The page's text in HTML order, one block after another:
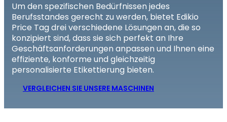
Um den spezifischen Bedürfnissen jedes
Berufsstandes gerecht zu werden, bietet Edikio
Price Tag drei verschiedene Lösungen an, die so
konzipiert sind, dass sie sich perfekt an Ihre
Geschäftsanforderungen anpassen und Ihnen eine
effiziente, konforme und gleichzeitig
personalisierte Etikettierung bieten.
VERGLEICHEN SIE UNSERE MASCHINEN